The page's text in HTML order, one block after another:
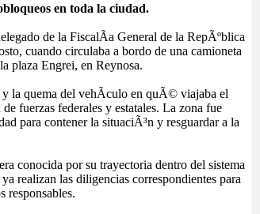
en toda la ciudad.
de la FiscalÃ­a General de la RepÃºblica
cuando circulaba a bordo de una camioneta
plaza Engrei, en Reynosa.
y la quema del vehÃ­culo en quÃ© viajaba el
fuerzas federales y estatales. La zona fue
para contener la situaciÃ³n y resguardar a la
conocida por su trayectoria dentro del sistema
realizan las diligencias correspondientes para
responsables.